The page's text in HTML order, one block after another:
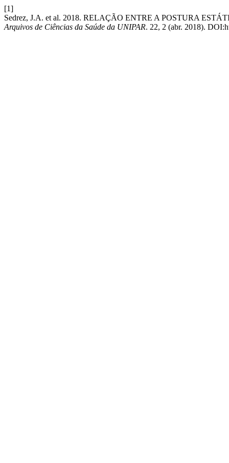
[1]
Sedrez, J.A. et al. 2018. RELAÇÃO ENTRE A POSTURA
Arquivos de Ciências da Saúde da UNIPAR. 22, 2 (abr. 2018).